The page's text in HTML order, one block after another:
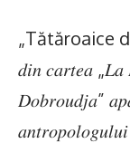
„Tătăroaice
𝑑𝑖𝑛 𝑐𝑎𝑟𝑡𝑒𝑎
𝐷𝑜𝑏𝑟𝑜𝑢𝑑𝑗𝑎”